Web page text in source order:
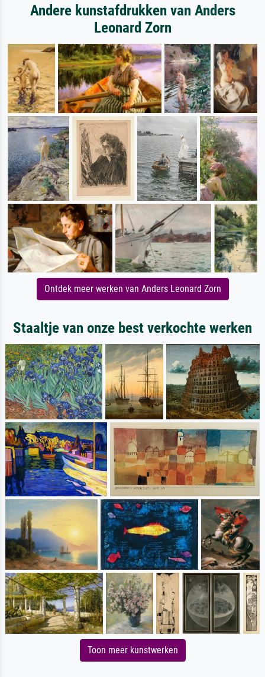
Andere kunstafdrukken van Anders
Leonard Zorn
Ontdek meer werken van Anders Leonard Zorn
Staaltje van onze best verkochte werken
Toon meer kunstwerken